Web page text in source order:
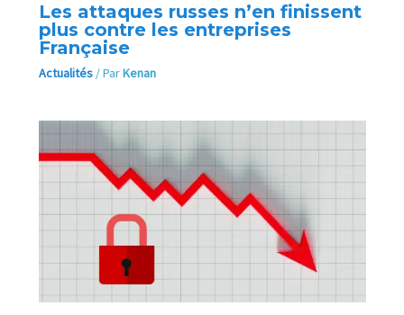
Les attaques russes n’en finissent
plus contre les entreprises
Française
Actualités/ ParKenan